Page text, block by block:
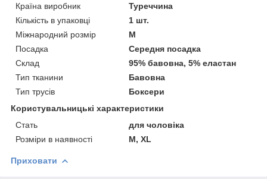
Країна виробник
Туреччина
Кількість в упаковці
1 шт.
Міжнародний розмір
M
Посадка
Середня посадка
Склад
95% бавовна, 5% еластан
Тип тканини
Бавовна
Тип трусів
Боксери
Користувальницькі характеристики
Cтать
для чоловіка
Розміри в наявності
M, XL
Приховати